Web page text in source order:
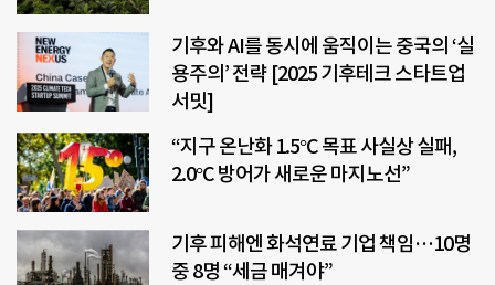
기후와 AI를 동시에 움직이는 중국의 ‘실
용주의’ 전략 [2025 기후테크 스타트업
서밋]
“지구 온난화 1.5°C 목표 사실상 실패,
2.0°C 방어가 새로운 마지노선”
기후 피해엔 화석연료 기업 책임…10명
중 8명 “세금 매겨야”